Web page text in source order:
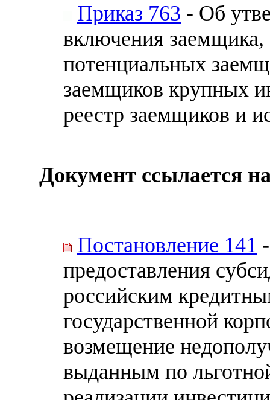
Приказ 763 - Об
включения заемщика,
потенциальных
заемщиков крупных
реестр заемщиков и
Документ ссылается
Постановление 141
предоставления
российским
государственной
возмещение
выданным по